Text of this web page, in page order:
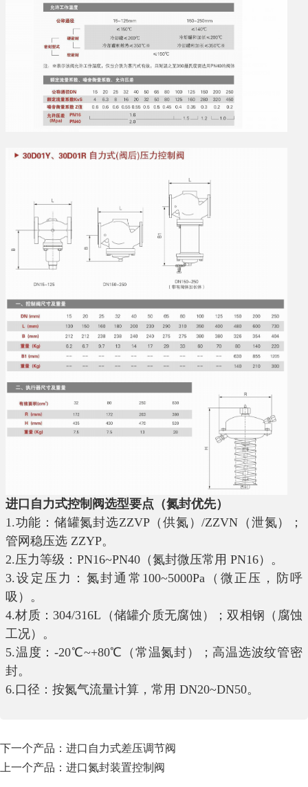
进口自力式控制阀选型要点（氮封优先）
1.功能：储罐氮封选ZZVP（供氮）/ZZVN（泄氮）；
管网稳压选 ZZYP。
2.压力等级：PN16~PN40（氮封微压常用 PN16）。
3.设定压力：氮封通常100~5000Pa（微正压，防呼
吸）。
4.材质：304/316L（储罐介质无腐蚀）；双相钢（腐蚀
工况）。
5.温度：-20℃~+80℃（常温氮封）；高温选波纹管密
封。
6.口径：按氮气流量计算，常用 DN20~DN50。
下一个产品： 进口自力式差压调节阀
上一个产品： 进口氮封装置控制阀